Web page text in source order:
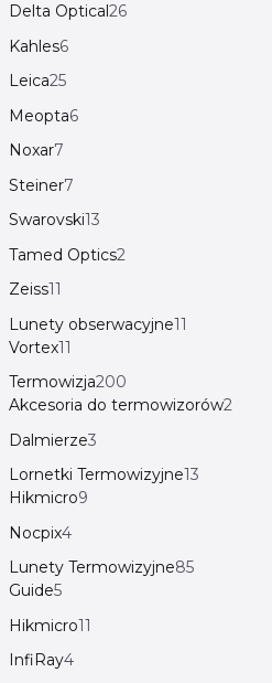
Delta Optical26
Kahles6
Leica25
Meopta6
Noxar7
Steiner7
Swarovski13
Tamed Optics2
Zeiss11
Lunety obserwacyjne11
Vortex11
Termowizja200
Akcesoria do termowizorów2
Dalmierze3
Lornetki Termowizyjne13
Hikmicro9
Nocpix4
Lunety Termowizyjne85
Guide5
Hikmicro11
InfiRay4